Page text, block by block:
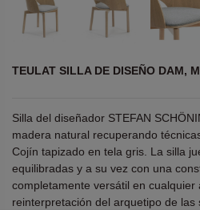
TEULAT SILLA DE DISEÑO DAM,
Silla del diseñador STEFAN
madera natural recuperando
Cojín tapizado en tela gris. La silla
equilibradas y a su vez con una
completamente versátil en cualquier
reinterpretación del arquetipo de las